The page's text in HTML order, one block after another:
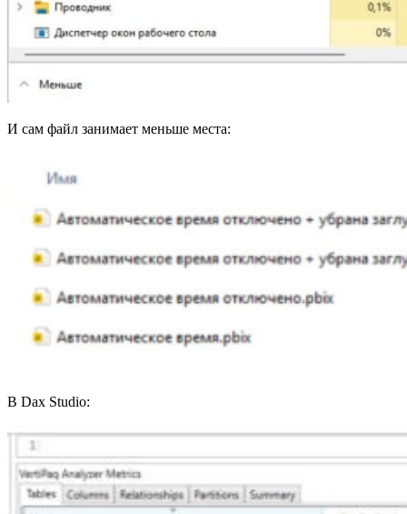
И сам файл занимает меньше места:
В Dax Studio: